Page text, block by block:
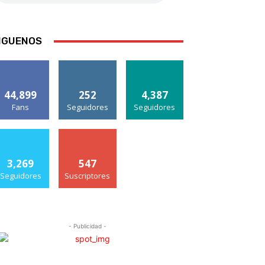
44,899
Fans
252
Seguidores
4,387
Seguidores
3,269
Seguidores
547
Suscriptores
- Publicidad -